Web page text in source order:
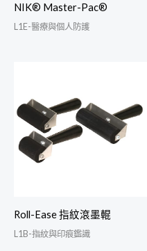
NIK® Master-Pac®
L1E-醫療與個人防護
Roll-Ease 指紋滾墨輥
L1B-指紋與印痕鑑識